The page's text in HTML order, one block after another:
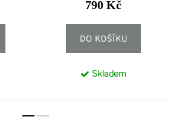
790 Kč
DO KOŠÍKU
Skladem